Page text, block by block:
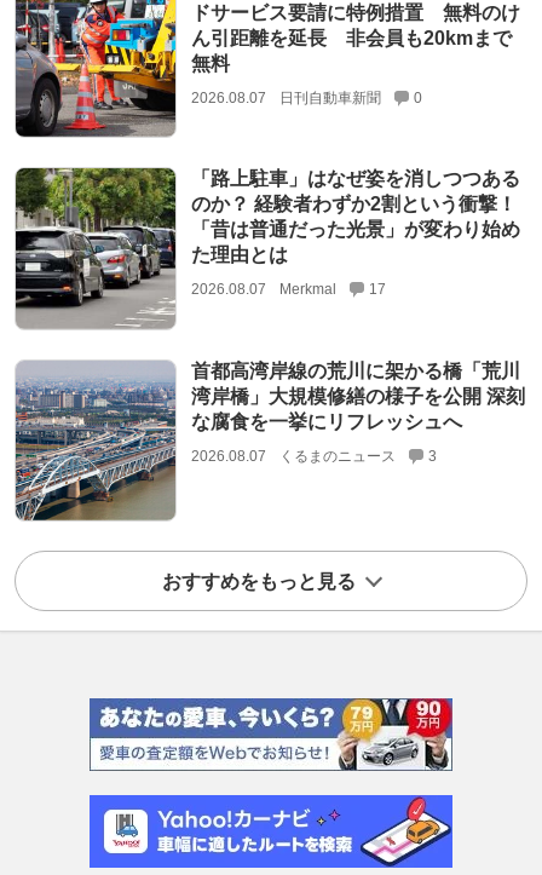
ドサービス要請に特例措置 無料のけ
ん引距離を延長 非会員も20kmまで
無料
2026.08.07 日刊自動車新聞 0
「路上駐車」はなぜ姿を消しつつある
のか？ 経験者わずか2割という衝撃！
「昔は普通だった光景」が変わり始め
た理由とは
2026.08.07 Merkmal 17
首都高湾岸線の荒川に架かる橋「荒川
湾岸橋」大規模修繕の様子を公開 深刻
な腐食を一挙にリフレッシュへ
2026.08.07 くるまのニュース 3
おすすめをもっと見る